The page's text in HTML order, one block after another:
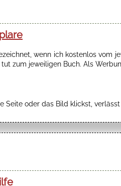
wenn ich kostenlos vom
zum jeweiligen Buch. Als
Seite oder das Bild klickst,